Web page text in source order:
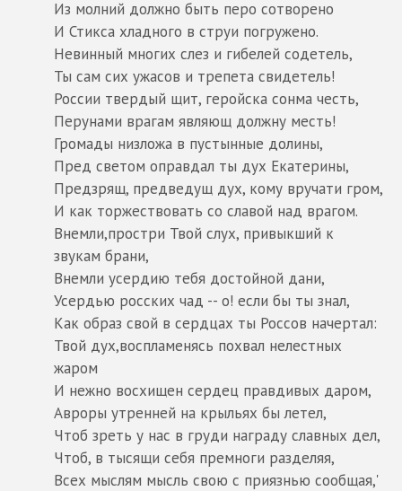
Из молний должно быть перо сотворено
И Стикса хладного в струи погружено.
Невинный многих слез и гибелей содетель,
Ты сам сих ужасов и трепета свидетель!
России твердый щит, геройска сонма честь,
Перунами врагам являющ должну месть!
Громады низложа в пустынные долины,
Пред светом оправдал ты дух Екатерины,
Предзрящ, предведущ дух, кому вручати гром,
И как торжествовать со славой над врагом.
Внемли,простри Твой слух, привыкший к
звукам брани,
Внемли усердию тебя достойной дани,
Усердью росских чад -- о! если бы ты знал,
Как образ свой в сердцах ты Россов начертал:
Твой дух,воспламенясь похвал нелестных
жаром
И нежно восхищен сердец правдивых даром,
Авроры утренней на крыльях бы летел,
Чтоб зреть у нас в груди награду славных дел,
Чтоб, в тысящи себя премноги разделяя,
Всех мыслям мысль свою с приязнью сообщая,'